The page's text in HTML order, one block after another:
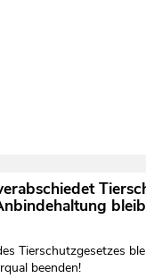
Tierschutzgesetzes
beenden!